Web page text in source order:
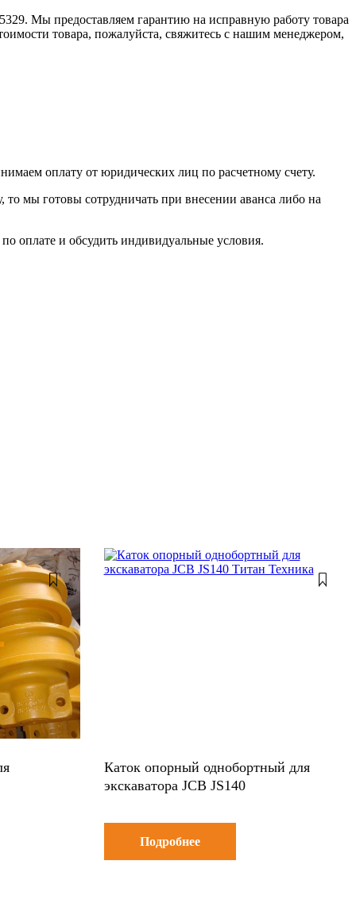
Мы предоставляем гарантию на исправную работу товара
товара, пожалуйста, свяжитесь с нашим менеджером,
оплату от юридических лиц по расчетному счету.
то мы готовы сотрудничать при внесении аванса либо на
оплате и обсудить индивидуальные условия.
Каток опорный однобортный для
экскаватора JCB JS140
Подробнее